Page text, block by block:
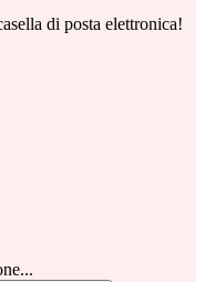
di posta elettronica!